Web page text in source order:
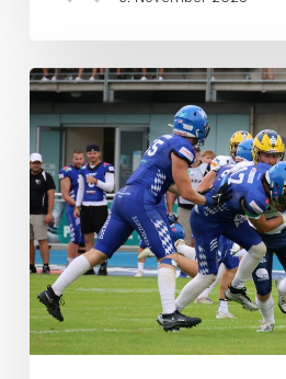
Ex-
NFL-
Receiver
auch
2026
in
der
Erima
GFL